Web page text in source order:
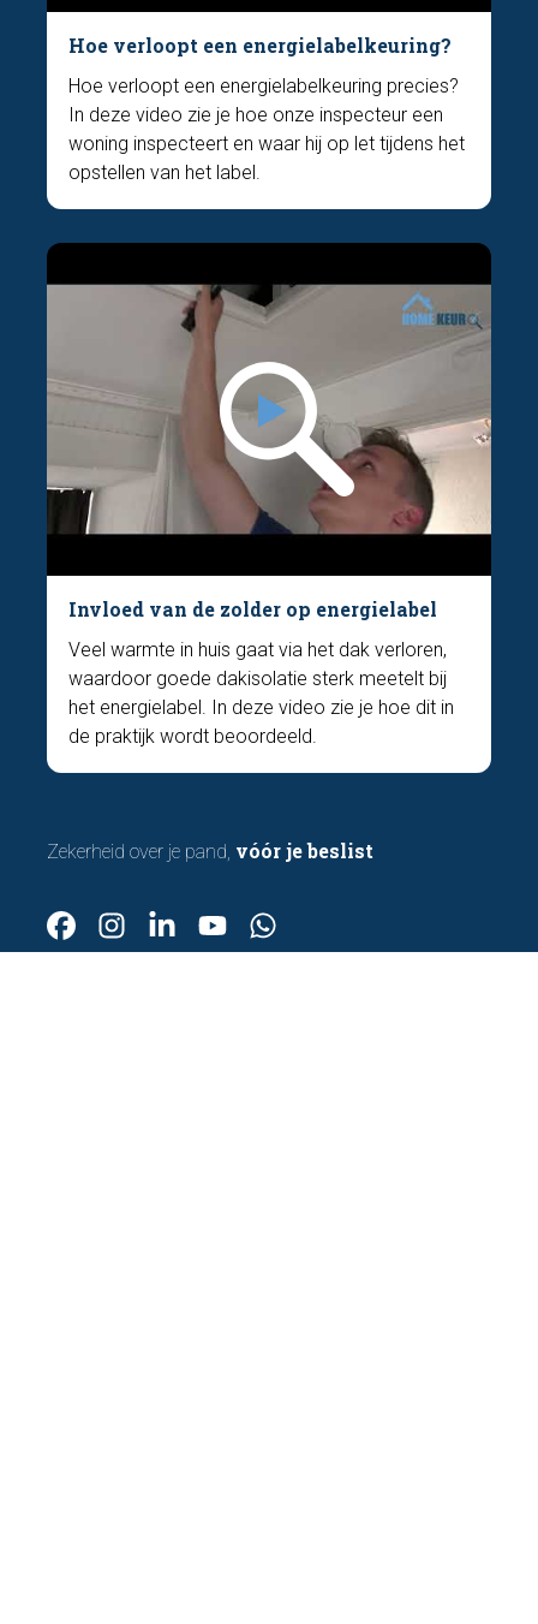
Hoe verloopt een energielabelkeuring?
Hoe verloopt een energielabelkeuring precies?
In deze video zie je hoe onze inspecteur een
woning inspecteert en waar hij op let tijdens het
opstellen van het label.
Invloed van de zolder op energielabel
Veel warmte in huis gaat via het dak verloren,
waardoor goede dakisolatie sterk meetelt bij
het energielabel. In deze video zie je hoe dit in
de praktijk wordt beoordeeld.
Zekerheid over je pand, vóór je beslist